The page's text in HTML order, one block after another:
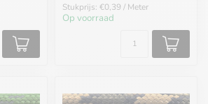
Stukprijs: €0,39 / Meter
Op voorraad